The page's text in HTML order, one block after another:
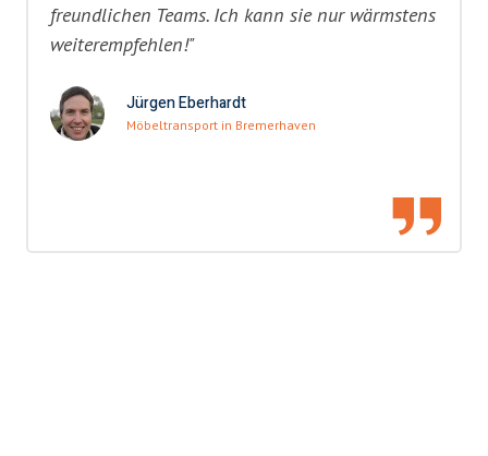
freundlichen Teams. Ich kann sie nur wärmstens
weiterempfehlen!"
Jürgen Eberhardt
Möbeltransport in Bremerhaven